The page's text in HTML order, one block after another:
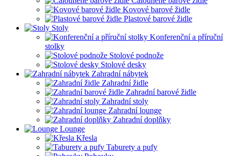
Kovové barové židle
Plastové barové židle
Stoly
Konferenční a příruční
stolky
Stolové podnože
Stolové desky
Zahradní nábytek
Zahradní židle
Zahradní barové židle
Zahradní stoly
Zahradní lounge
Zahradní doplňky
Lounge
Křesla
Taburety a pufy